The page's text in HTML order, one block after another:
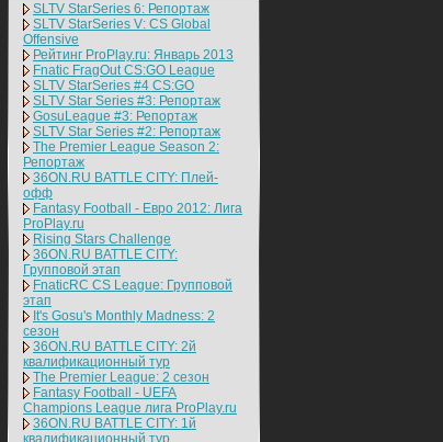
SLTV StarSeries 6: Репортаж
SLTV StarSeries V: CS Global
Offensive
Рейтинг ProPlay.ru: Январь 2013
Fnatic FragOut CS:GO League
SLTV StarSeries #4 CS:GO
SLTV Star Series #3: Репортаж
GosuLeague #3: Репортаж
SLTV Star Series #2: Репортаж
The Premier League Season 2:
Репортаж
36ON.RU BATTLE CITY: Плей-
офф
Fantasy Football - Евро 2012: Лига
ProPlay.ru
Rising Stars Challenge
36ON.RU BATTLE CITY:
Групповой этап
FnaticRC CS League: Групповой
этап
It's Gosu's Monthly Madness: 2
сезон
36ON.RU BATTLE CITY: 2й
квалификационный тур
The Premier League: 2 cезон
Fantasy Football - UEFA
Champions League лига ProPlay.ru
36ON.RU BATTLE CITY: 1й
квалификационный тур